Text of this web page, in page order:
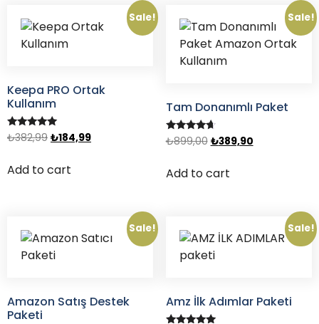
Sale!
Keepa PRO Ortak
Kullanım
Rated
5.00
₺382,99 ₺184,99
Add to cart
Sale!
Tam Donanımlı Paket
Rated
4.50
₺899,00 ₺389,90
Add to cart
Sale!
Amazon Satış Destek
Paketi
Sale!
Amz İlk Adımlar Paketi